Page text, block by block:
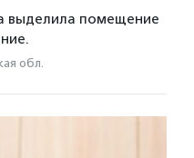
выделила помещение
обл.